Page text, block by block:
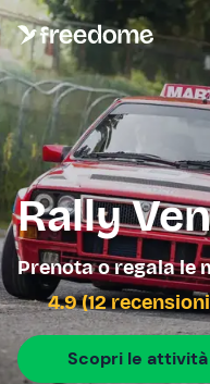
Rally
Prenota o regala le
4.9 (12
Scopri le attività